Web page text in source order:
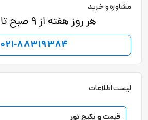
مشاوره و خرید
هر روز هفته از 9 صبح تا 7 شب
021-88319384
لیست اطلاعات
قیمت و پکیج تور